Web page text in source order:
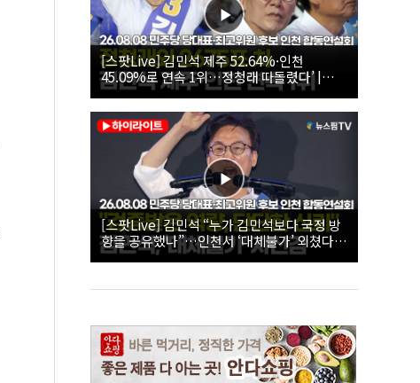
[스팟Live] 김민석 제주 52.64%·인천
45.09%로 연속 1위…정청래 따돌렸다’ |
26.08.08 더불어민주당 당대표·최고위원 후
보 인천 합동연설회
[스팟Live] 김민석 “누가 김민석보다 국정 방
향을 공유했나”…인천서 ‘대체불가’ 외쳤다 |
26.08.08 더불어민주당 당대표·최고위원 후